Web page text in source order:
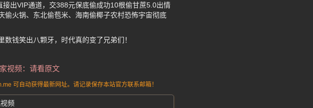
出VIP通道，交388元保底偷成功10根偷甘蔗5.0出情
火锅、东北偷苞米、海南偷椰子农村恐怖宇宙彻底
钱笑出八颗牙，时代真的变了兄弟们！
视频：请看原文
可自动获得最新网址。请记录保存本站官方联系邮箱！
频